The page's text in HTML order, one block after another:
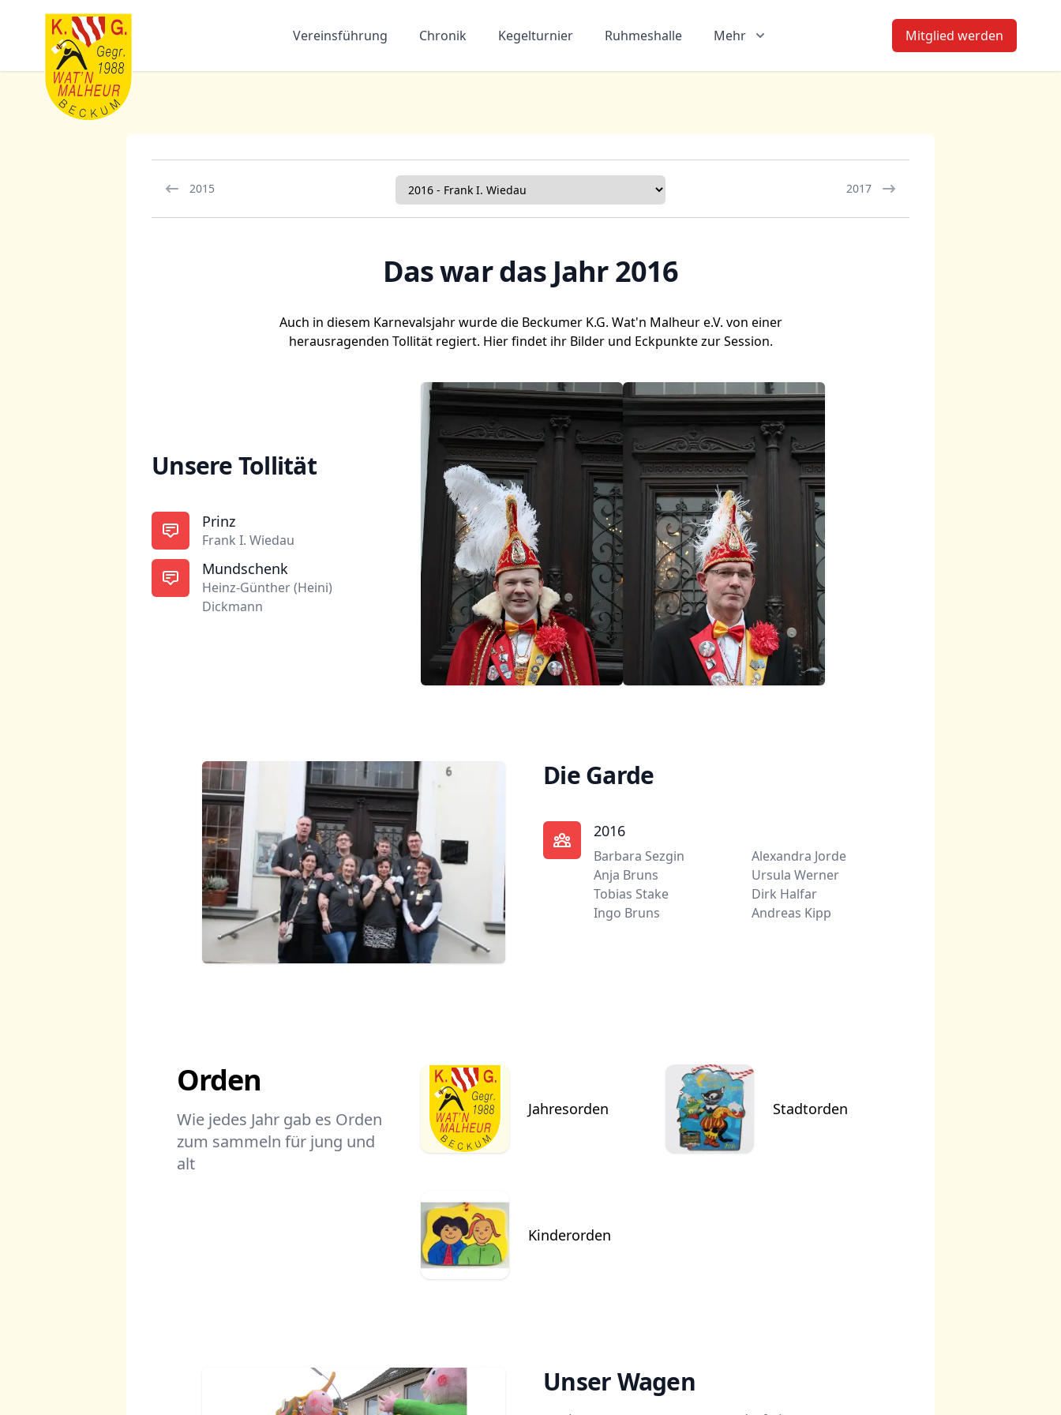
K.G. Wat'n Malheur e.V. Vereinsführung Chronik Kegelturnier Ruhmeshalle Mehr Mitglied werden
2015 2017
Das war das Jahr2016
Auch in diesem Karnevalsjahrwurdedie Beckumer K.G. Wat'n Malheur e.V. von einer
herausragenden Tollität regiert. Hier findet ihr Bilder und Eckpunkte zur Session.
Unsere Tollität
Prinz
Frank I. Wiedau
Mundschenk
Heinz-Günther (Heini)
Dickmann
Die Garde
2016
Barbara Sezgin
Alexandra Jorde
Anja Bruns
Ursula Werner
Tobias Stake
Dirk Halfar
Ingo Bruns
Andreas Kipp
Orden
Wie jedes Jahr gab es Orden
zum sammeln für jung und
alt
Jahresorden Stadtorden
Kinderorden
Unser Wagen